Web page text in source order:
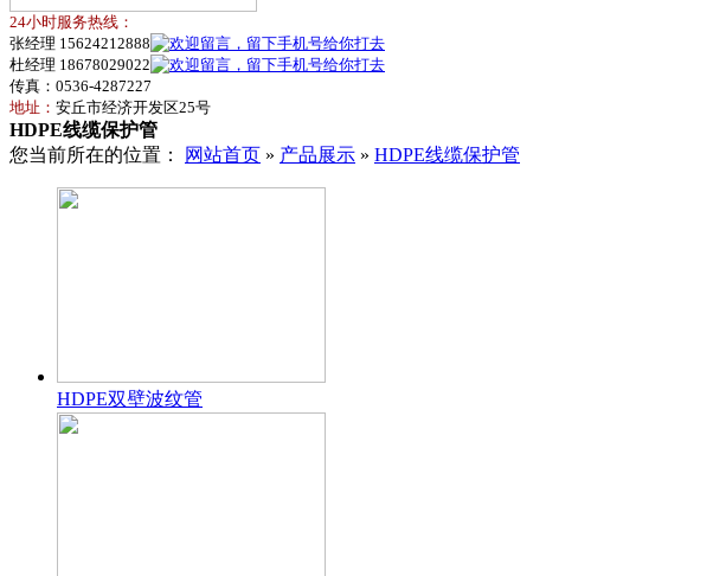
24小时服务热线：
张经理 15624212888
杜经理 18678029022
传真：0536-4287227
地址： 安丘市经济开发区25号
HDPE线缆保护管
您当前所在的位置：
网站首页 » 产品展示 » HDPE线缆保护管
HDPE双壁波纹管